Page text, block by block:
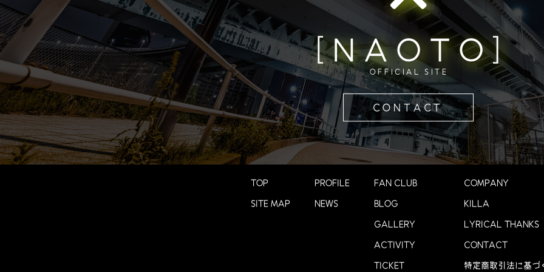
[NAOTO]
OFFICIAL SITE
CONTACT
TOP
SITE MAP
PROFILE
NEWS
FAN CLUB
BLOG
GALLERY
ACTIVITY
TICKET
COMPANY
KILLA
LYRICAL THANKS
CONTACT
特定商取引法に基づ